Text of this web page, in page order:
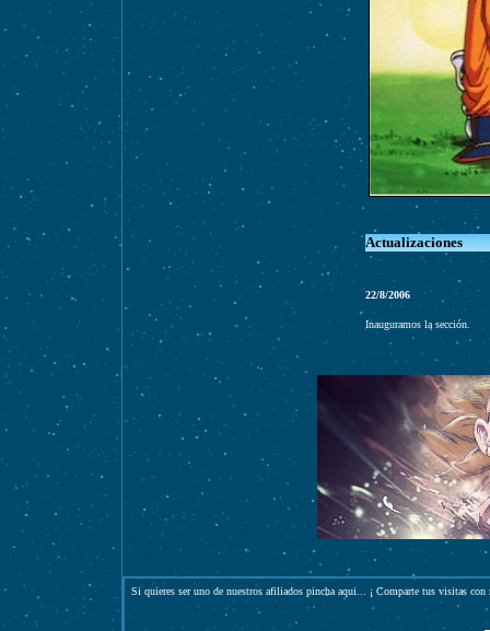
Actualizaciones
22/8/2006
Inauguramos la sección.
Si quieres ser uno de nuestros afiliados pincha aqui ... ¡ Comparte tus visitas con